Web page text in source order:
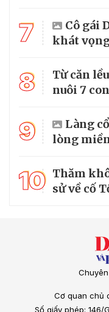
7
Cô gái
khát
8
Từ căn
nuôi 7
9
Làng
lòng
10 Thăm
sử về cố
Cơ quan chủ
Số giấy phép: 146/